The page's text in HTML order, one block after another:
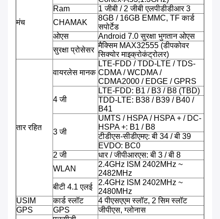
मंच
Ram
1 जीबी / 2 जीबी एलपीडीडीआर 3
CHAMAK
8GB / 16GB EMMC, TF कार्ड
सपोर्टेड
ओएस
Android 7.0 सुरक्षा भुगतान ओएस
सुरक्षा प्रोसेसर
मैक्सिम MAX32555 (डीपकोवर
सिक्योर माइक्रोकंट्रोलर)
तार रहित
वायरलेस मानक
LTE-FDD / TDD-LTE / TDS-
CDMA / WCDMA /
CDMA2000 / EDGE / GPRS
4 जी
LTE-FDD: B1 / B3 / B8 (TBD)
TDD-LTE: B38 / B39 / B40 /
B41
3 जी
UMTS / HSPA / HSPA + / DC-
HSPA +: B1 / B8
टीडीएस-सीडीएमए: बी 34 / बी 39
EVDO: BC0
2 जी
धार / जीपीआरएस: बी 3 / बी 8
WLAN
2.4GHz ISM 2402MHz ~
2482MHz
बीटी 4.1 एलई
2.4GHz ISM 2402MHz ~
2480MHz
USIM
कार्ड स्लॉट
4 पीएसएएम स्लॉट, 2 सिम स्लॉट
GPS
GPS जीपीएस, ग्लोनास